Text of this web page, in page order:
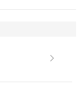
テムです